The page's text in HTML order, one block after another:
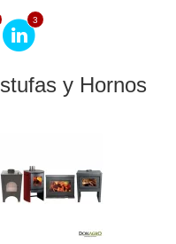
3
y Hornos